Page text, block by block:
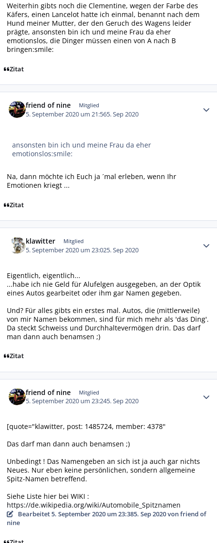
Weiterhin gibts noch die Clementine, wegen der Farbe des
Käfers, einen Lancelot hatte ich einmal, benannt nach dem
Hund meiner Mutter, der den Geruch des Wagens leider
prägte, ansonsten bin ich und meine Frau da eher
emotionslos, die Dinger müssen einen von A nach B
bringen:smile:
Zitat
friend of nine Mitglied
5. September 2020 um 21:565. Sep 2020
ansonsten bin ich und meine Frau da eher
emotionslos:smile:
Na, dann möchte ich Euch ja ´mal erleben, wenn Ihr
Emotionen kriegt ...
Zitat
klawitter Mitglied
5. September 2020 um 23:025. Sep 2020
Eigentlich, eigentlich...
...habe ich nie Geld für Alufelgen ausgegeben, an der Optik
eines Autos gearbeitet oder ihm gar Namen gegeben.
Und? Für alles gibts ein erstes mal. Autos, die (mittlerweile)
von mir Namen bekommen, sind für mich mehr als 'das Ding'.
Da steckt Schweiss und Durchhaltevermögen drin. Das darf
man dann auch benamsen ;)
Zitat
friend of nine Mitglied
5. September 2020 um 23:245. Sep 2020
[quote="klawitter, post: 1485724, member: 4378"
Das darf man dann auch benamsen ;)
Unbedingt ! Das Namengeben an sich ist ja auch gar nichts
Neues. Nur eben keine persönlichen, sondern allgemeine
Spitz-Namen betreffend.
Siehe Liste hier bei WIKI :
https://de.wikipedia.org/wiki/Automobile_Spitznamen
Bearbeitet5. September 2020 um 23:385. Sep 2020von friend of
nine